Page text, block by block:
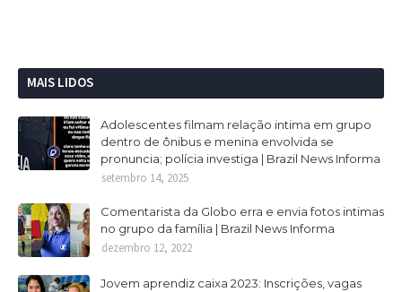
MAIS LIDOS
Adolescentes filmam relação intima em grupo
dentro de ônibus e menina envolvida se
pronuncia; polícia investiga | Brazil News Informa
setembro 14, 2025
Comentarista da Globo erra e envia fotos intimas
no grupo da família | Brazil News Informa
dezembro 12, 2022
Jovem aprendiz caixa 2023: Inscrições, vagas